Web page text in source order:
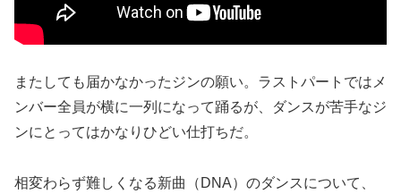
またしても届かなかったジンの願い。ラストパートではメ
ンバー全員が横に一列になって踊るが、ダンスが苦手なジ
ンにとってはかなりひどい仕打ちだ。
相変わらず難しくなる新曲（DNA）のダンスについて、